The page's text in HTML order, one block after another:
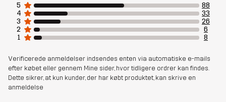
5
88
4
33
3
26
2
6
1
8
Verificerede anmeldelser indsendes enten via automatiske e-mails
efter købet eller gennem Mine sider, hvor tidligere ordrer kan findes.
Dette sikrer, at kun kunder, der har købt produktet, kan skrive en
anmeldelse